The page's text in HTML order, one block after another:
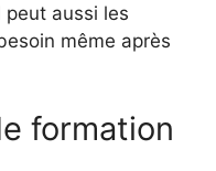
peut aussi les
même après
formation